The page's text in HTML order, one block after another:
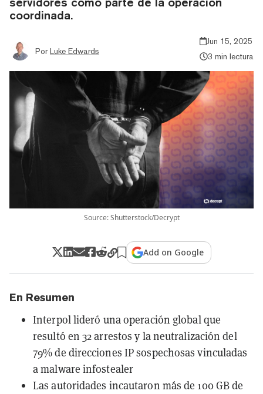
coordinada.
Por Luke Edwards
Jun 15, 2025
3 min lectura
Source: Shutterstock/Decrypt
Add on Google
En Resumen
Interpol lideró una operación global que
resultó en 32 arrestos y la neutralización del
79% de direcciones IP sospechosas vinculadas
a malware infostealer
Las autoridades incautaron más de 100 GB de